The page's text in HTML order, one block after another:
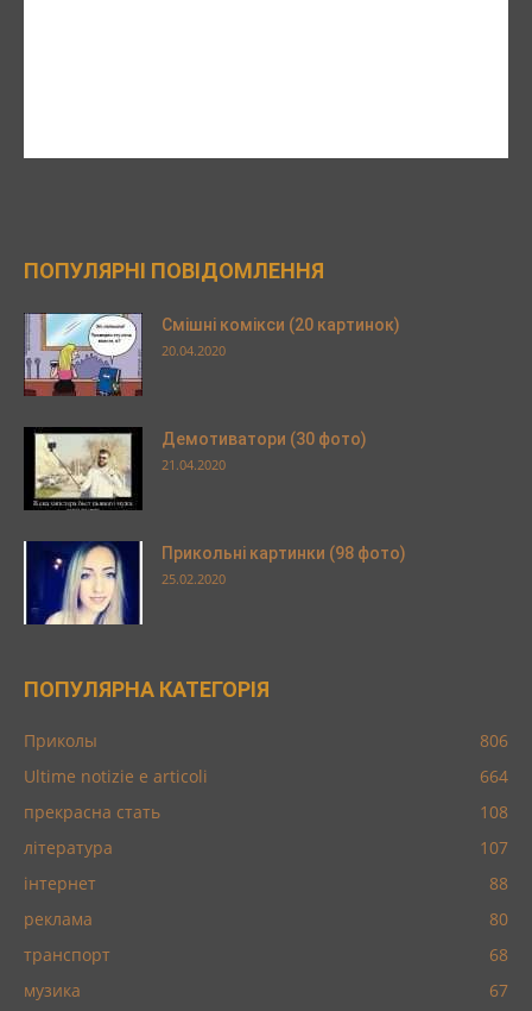
ПОПУЛЯРНІ ПОВІДОМЛЕННЯ
Смішні комікси (20 картинок)
20.04.2020
Демотиватори (30 фото)
21.04.2020
Прикольні картинки (98 фото)
25.02.2020
ПОПУЛЯРНА КАТЕГОРІЯ
Приколы
806
Ultime notizie e articoli
664
прекрасна стать
108
література
107
інтернет
88
реклама
80
транспорт
68
музика
67